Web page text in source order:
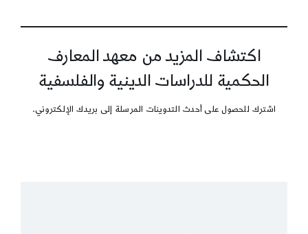
اكتشاف المزيد من معهد المعارف
الحكمية للدراسات الدينية والفلسفية
اشترك للحصول على أحدث التدوينات المرسلة إلى بريدك الإلكتروني.